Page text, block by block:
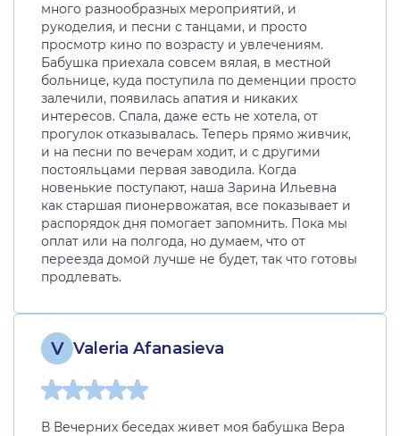
много разнообразных мероприятий, и
рукоделия, и песни с танцами, и просто
просмотр кино по возрасту и увлечениям.
Бабушка приехала совсем вялая, в местной
больнице, куда поступила по деменции просто
залечили, появилась апатия и никаких
интересов. Спала, даже есть не хотела, от
прогулок отказывалась. Теперь прямо живчик,
и на песни по вечерам ходит, и с другими
постояльцами первая заводила. Когда
новенькие поступают, наша Зарина Ильевна
как старшая пионервожатая, все показывает и
распорядок дня помогает запомнить. Пока мы
оплат или на полгода, но думаем, что от
переезда домой лучше не будет, так что готовы
продлевать.
V Valeria Afanasieva
В Вечерних беседах живет моя бабушка Вера